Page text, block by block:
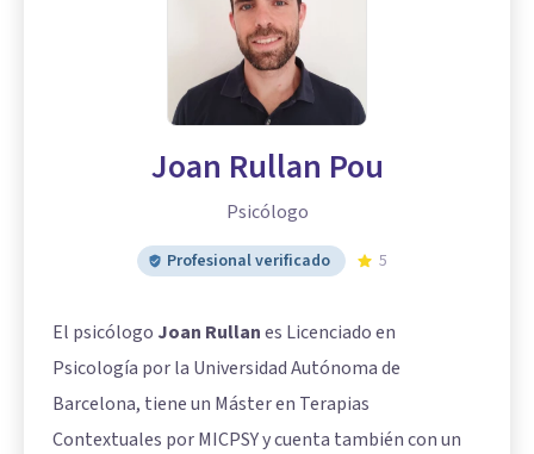
Joan Rullan Pou
Psicólogo
Profesional verificado 5
El psicólogo Joan Rullanes Licenciado en
Psicología por la Universidad Autónoma de
Barcelona, tiene un Máster en Terapias
Contextuales por MICPSY y cuenta también con un